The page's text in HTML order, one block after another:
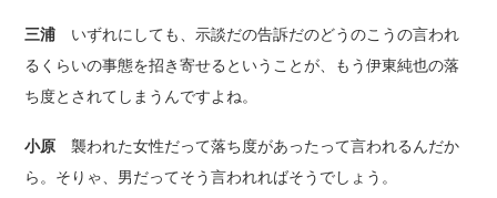
三浦 いずれにしても、示談だの告訴だのどうのこうの言われ
るくらいの事態を招き寄せるということが、もう伊東純也の落
ち度とされてしまうんですよね。
小原 襲われた女性だって落ち度があったって言われるんだか
ら。そりゃ、男だってそう言われればそうでしょう。